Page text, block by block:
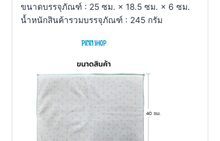
ขนาดบรรจุภัณฑ์ : 25 ซม. × 18.5 ซม. × 6 ซม.
น้ำหนักสินค้ารวมบรรจุภัณฑ์ : 245 กรัม